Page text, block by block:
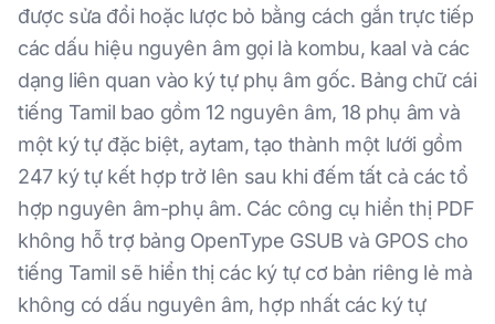
được sửa đổi hoặc lược bỏ bằng cách gắn trực tiếp
các dấu hiệu nguyên âm gọi là kombu, kaal và các
dạng liên quan vào ký tự phụ âm gốc. Bảng chữ cái
tiếng Tamil bao gồm 12 nguyên âm, 18 phụ âm và
một ký tự đặc biệt, aytam, tạo thành một lưới gồm
247 ký tự kết hợp trở lên sau khi đếm tất cả các tổ
hợp nguyên âm-phụ âm. Các công cụ hiển thị PDF
không hỗ trợ bảng OpenType GSUB và GPOS cho
tiếng Tamil sẽ hiển thị các ký tự cơ bản riêng lẻ mà
không có dấu nguyên âm, hợp nhất các ký tự